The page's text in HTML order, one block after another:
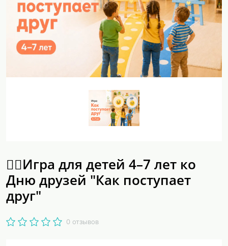
🏃‍♂Игра для детей 4–7 лет ко
Дню друзей "Как поступает
друг"
0 отзывов